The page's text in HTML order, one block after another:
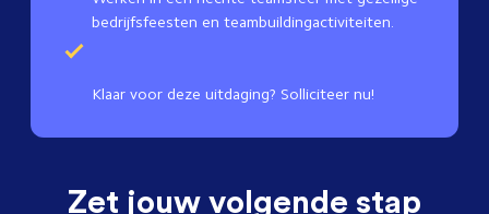
bedrijfsfeesten en teambuildingactiviteiten.
Klaar voor deze uitdaging? Solliciteer nu!
Zet jouw volgende stap